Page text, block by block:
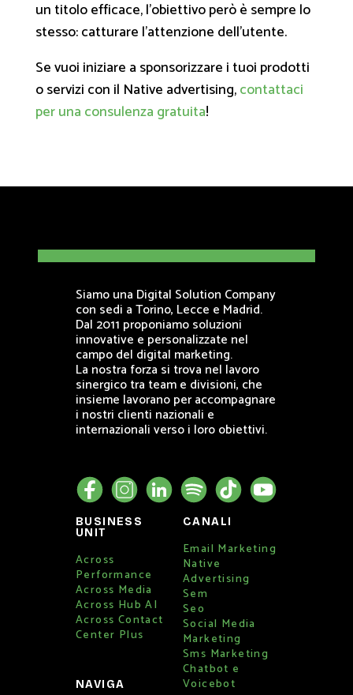
un titolo efficace, l’obiettivo però è sempre lo
stesso: catturare l’attenzione dell’utente.
Se vuoi iniziare a sponsorizzare i tuoi prodotti
o servizi con il Native advertising,contattaci
per una consulenza gratuita!
Siamo una Digital Solution Company
con sedi a Torino, Lecce e Madrid.
Dal 2011 proponiamo soluzioni
innovative e personalizzate nel
campo del digital marketing.
La nostra forza si trova nel lavoro
sinergico tra team e divisioni, che
insieme lavorano per accompagnare
i nostri clienti nazionali e
internazionali verso i loro obiettivi.
BUSINESS
UNIT
Across
Performance
Across Media
Across Hub AI
Across Contact
Center Plus
NAVIGA
CANALI
Email Marketing
Native
Advertising
Sem
Seo
Social Media
Marketing
Sms Marketing
Chatbot e
Voicebot